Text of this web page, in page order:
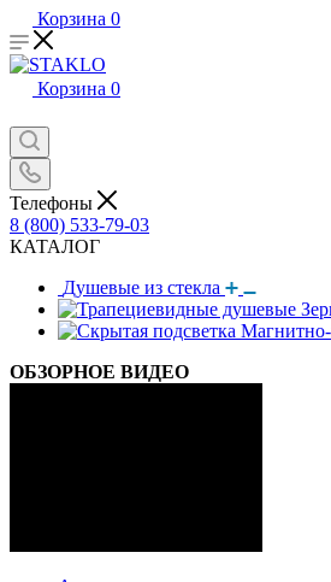
Корзина 0
Корзина 0
Телефоны
8 (800) 533-79-03
КАТАЛОГ
Душевые из стекла
ОБЗОРНОЕ ВИДЕО